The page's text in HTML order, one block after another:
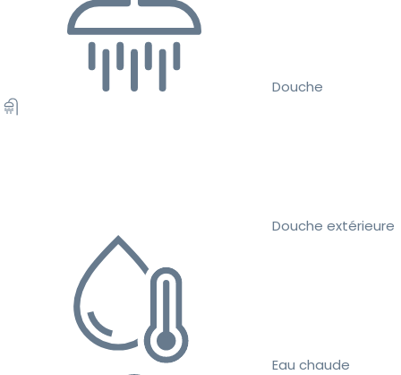
Douche
Douche extérieure
Eau chaude